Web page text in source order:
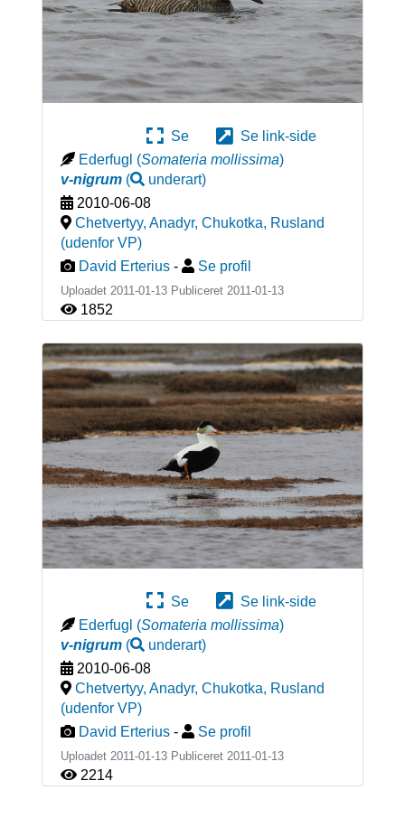
Se
Se link-side
Ederfugl (Somateria mollissima)
v-nigrum( underart)
2010-06-08
Chetvertyy, Anadyr, Chukotka, Rusland
(udenfor VP)
David Erterius - Se profil
Uploadet 2011-01-13 Publiceret 2011-01-13
1852
Se
Se link-side
Ederfugl (Somateria mollissima)
v-nigrum( underart)
2010-06-08
Chetvertyy, Anadyr, Chukotka, Rusland
(udenfor VP)
David Erterius - Se profil
Uploadet 2011-01-13 Publiceret 2011-01-13
2214